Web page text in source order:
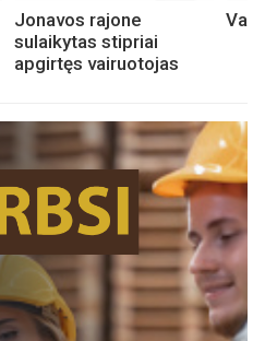
Jonavos rajone
sulaikytas stipriai
apgirtęs vairuotojas